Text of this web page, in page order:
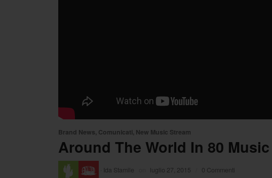
Brand News, Comunicati, New Music Stream
Around The World In 80
Ida Stamile luglio 27, 2015 0 Commenti